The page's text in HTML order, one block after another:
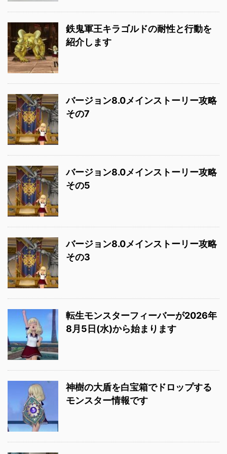
鉄鬼軍王キラゴルドの耐性と行動を
紹介します
バージョン8.0メインストーリー攻略
その7
バージョン8.0メインストーリー攻略
その5
バージョン8.0メインストーリー攻略
その3
転生モンスターフィーバーが2026年
8月5日(水)から始まります
神樹の大盾を白宝箱でドロップする
モンスター情報です